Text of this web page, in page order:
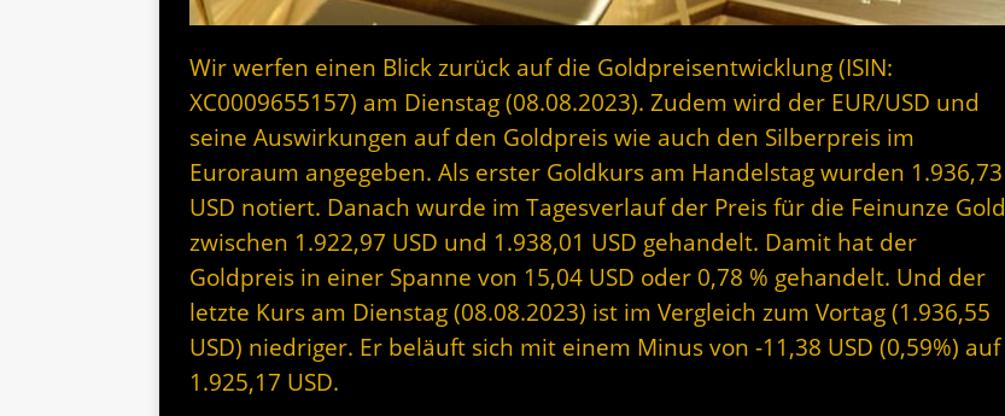
Wir werfen einen Blick zurück auf die Goldpreisentwicklung (ISIN:
XC0009655157) am Dienstag (08.08.2023). Zudem wird der EUR/USD und
seine Auswirkungen auf den Goldpreis wie auch den Silberpreis im
Euroraum angegeben. Als erster Goldkurs am Handelstag wurden 1.936,73
USD notiert. Danach wurde im Tagesverlauf der Preis für die Feinunze Gold
zwischen 1.922,97 USD und 1.938,01 USD gehandelt. Damit hat der
Goldpreis in einer Spanne von 15,04 USD oder 0,78 % gehandelt. Und der
letzte Kurs am Dienstag (08.08.2023) ist im Vergleich zum Vortag (1.936,55
USD) niedriger. Er beläuft sich mit einem Minus von -11,38 USD (0,59%) auf
1.925,17 USD.